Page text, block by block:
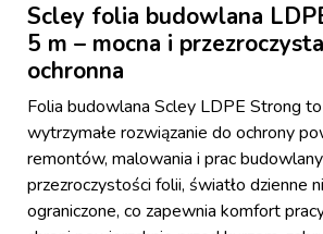
Scley folia budowlana
5 m – mocna i
ochronna
Folia budowlana Scley LDPE Strong
wytrzymałe rozwiązanie do ochrony
remontów, malowania i prac
przezroczystości folii, światło dzienne
ograniczone, co zapewnia komfort